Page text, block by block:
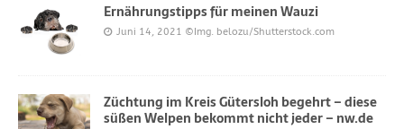
Ernährungstipps für meinen Wauzi
Juni 14, 2021 ©Img. belozu/Shutterstock.com
Züchtung im Kreis Gütersloh begehrt – diese
süßen Welpen bekommt nicht jeder – nw.de